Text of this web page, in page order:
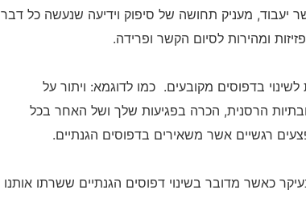
מעניק תחושה של סיפוק וידיעה שנעשה כל דבר
ומהירות לסיום הקשר ופרידה.
בדפוסים מקובעים. כמו לדוגמא: ויתור על
הרסנית, הכרה בפגיעות שלך ושל האחר בכל
רגשיים אשר משאירים בדפוסים הגנתיים.
כאשר מדובר בשינוי דפוסים הגנתיים ששרתו אותנו